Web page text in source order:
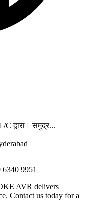
द्वारा। समुद्र...
6340 9951
AVR delivers
Contact us today for a